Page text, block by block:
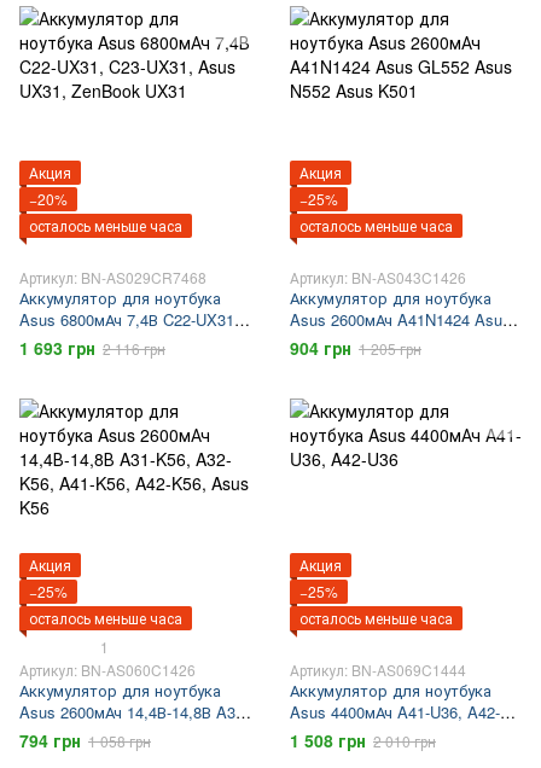
Акция
−20%
осталось меньше часа
Артикул: BN-AS029CR7468
Аккумулятор для ноутбука
Asus 6800мАч 7,4В C22-UX31,
C23-UX31, Asus UX31,
ZenBook UX31
1 693 грн 2 116 грн
Акция
−25%
осталось меньше часа
Артикул: BN-AS043C1426
Аккумулятор для ноутбука
Asus 2600мАч A41N1424 Asus
GL552 Asus N552 Asus K501
904 грн 1 205 грн
Акция
−25%
осталось меньше часа
1
Артикул: BN-AS060C1426
Аккумулятор для ноутбука
Asus 2600мАч 14,4В-14,8В A31-
K56, A32-K56, A41-K56, A42-
K56, Asus K56
794 грн 1 058 грн
Акция
−25%
осталось меньше часа
Артикул: BN-AS069C1444
Аккумулятор для ноутбука
Asus 4400мАч A41-U36, A42-
U36
1 508 грн 2 010 грн